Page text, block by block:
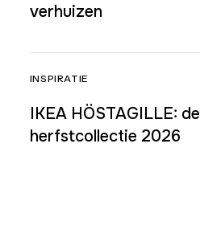
verhuizen
INSPIRATIE
IKEA HÖSTAGILLE: de
herfstcollectie 2026